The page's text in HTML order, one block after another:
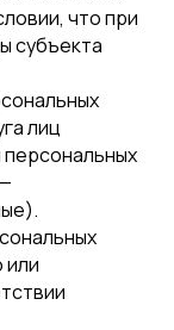
что при
субъекта
лиц
или